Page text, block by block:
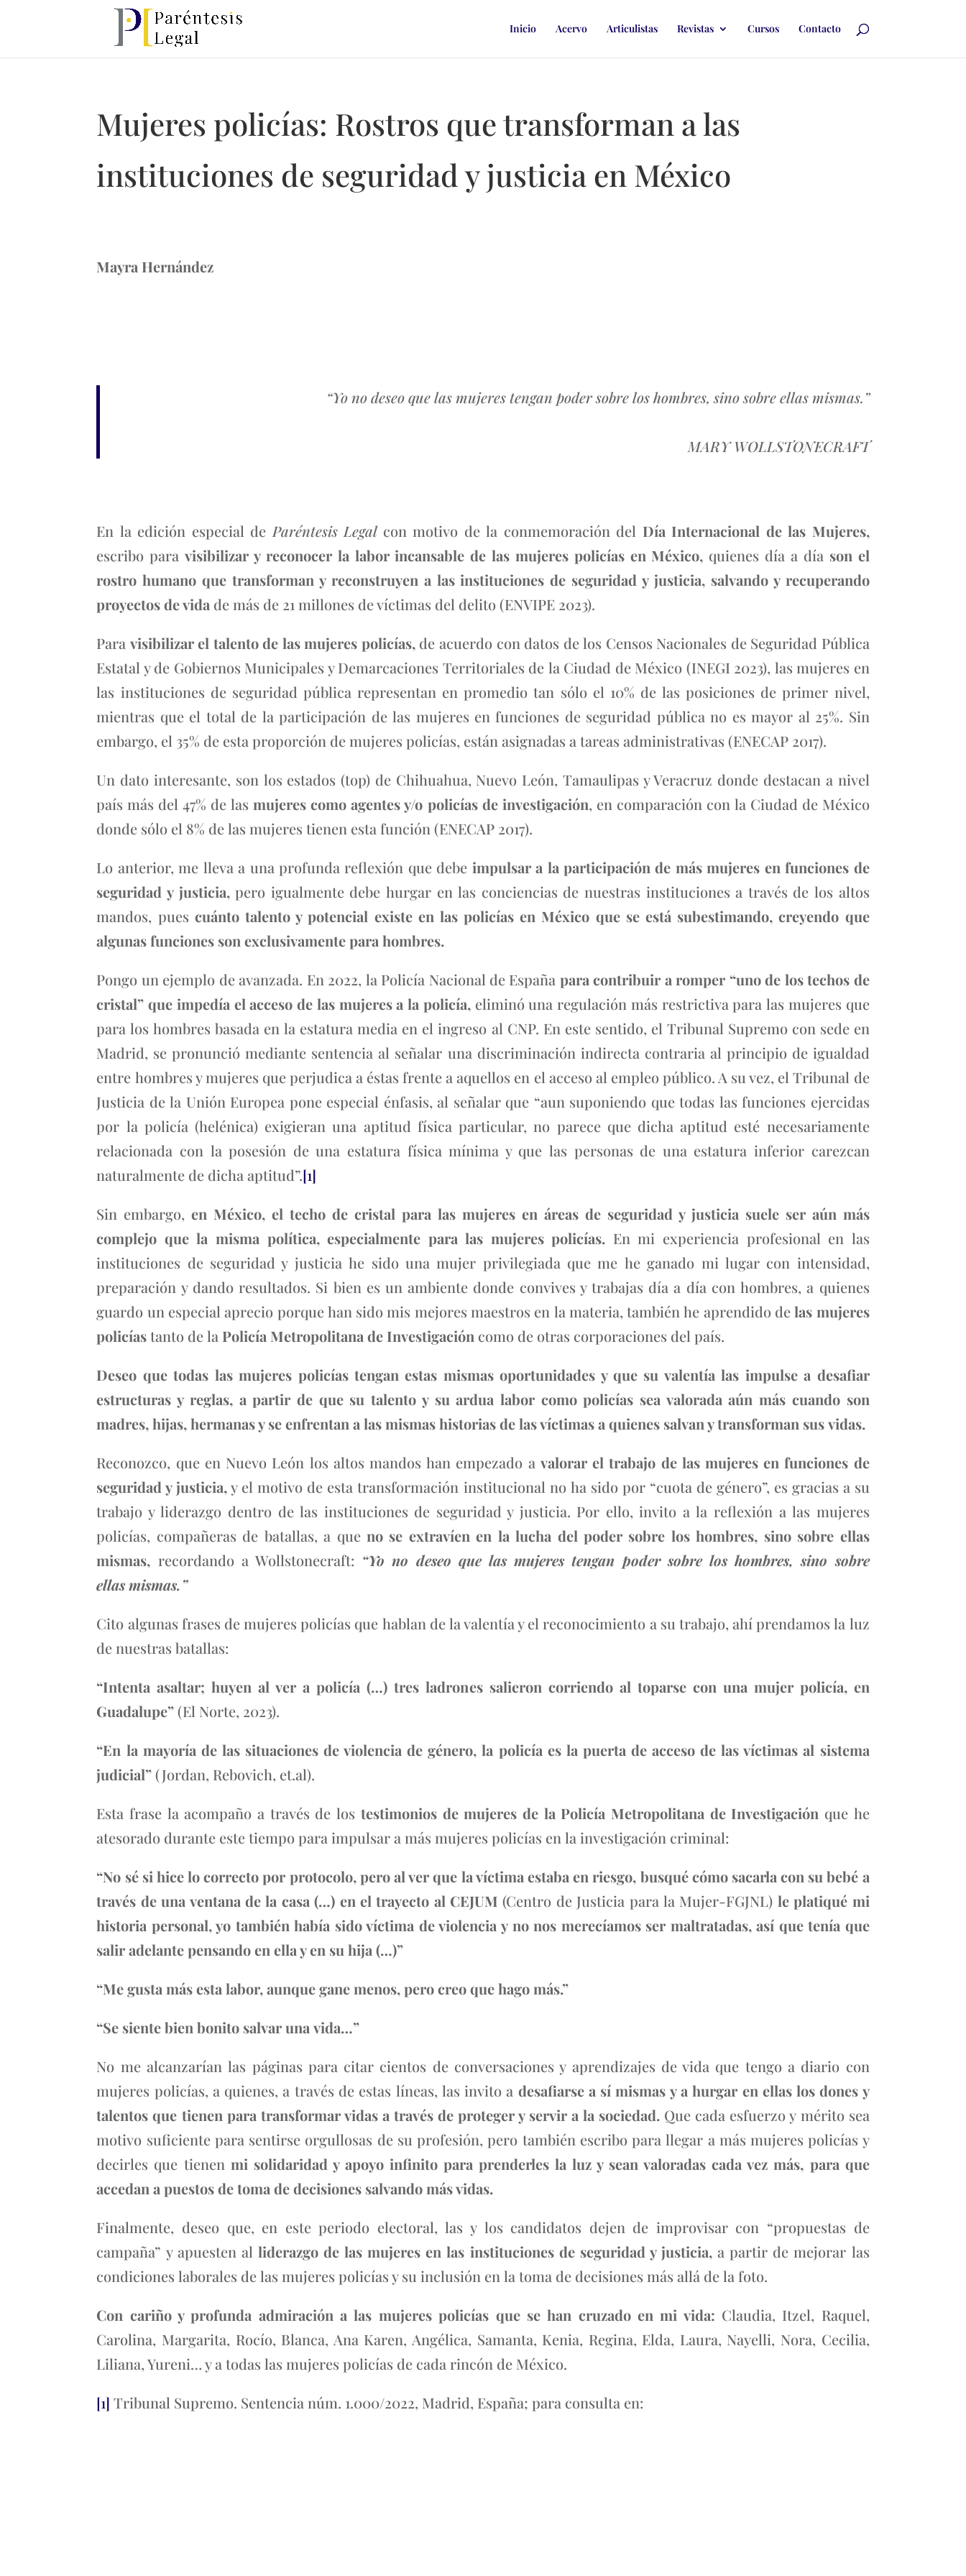
Inicio Acervo Articulistas Revistas Cursos Contacto
Mujeres policías: Rostros que transforman a las
instituciones de seguridad y justicia en México
Mayra Hernández
“Yo no deseo que las mujeres tengan poder sobre los hombres, sino sobre ellas mismas.”
MARY WOLLSTONECRAFT
En la edición especial de Paréntesis Legal con motivo de la conmemoración del Día Internacional de las Mujeres,
escribo paravisibilizar y reconocer la labor incansable de las mujeres policías en México, quienes día a día son el
rostro humano que transforman y reconstruyen a las instituciones de seguridad y justicia, salvando y recuperando
proyectos de vida de más de 21 millones de víctimas del delito (ENVIPE 2023).
Para visibilizar el talento de las mujeres policías,de acuerdo con datos de los Censos Nacionales de Seguridad Pública
Estatal y de Gobiernos Municipales y Demarcaciones Territoriales de la Ciudad de México (INEGI 2023), las mujeres en
las instituciones de seguridad pública representan en promedio tan sólo el 10% de las posiciones de primer nivel,
mientras que el total de la participación de las mujeres en funciones de seguridad pública no es mayor al 25%. Sin
embargo, el 35% de esta proporción de mujeres policías, están asignadas a tareas administrativas (ENECAP 2017).
Un dato interesante, son los estados (top) de Chihuahua, Nuevo León, Tamaulipas y Veracruz donde destacan a nivel
país más del 47% de lasmujeres como agentes y/o policías de investigación, en comparación con la Ciudad de México
donde sólo el 8% de las mujeres tienen esta función (ENECAP 2017).
Lo anterior, me lleva a una profunda reflexión que debe impulsar a la participación de más mujeres en funciones de
seguridad y justicia,pero igualmente debe hurgar en las conciencias de nuestras instituciones a través de los altos
mandos, pues cuánto talento y potencial existe en las policías en México que se está subestimando, creyendo que
algunas funciones son exclusivamente para hombres.
Pongo un ejemplo de avanzada. En 2022, la Policía Nacional de España para contribuir a romper “uno de los techos de
cristal” que impedía el acceso de las mujeres a la policía,eliminó una regulación más restrictiva para las mujeres que
para los hombres basada en la estatura media en el ingreso al CNP. En este sentido, el Tribunal Supremo con sede en
Madrid, se pronunció mediante sentencia al señalar una discriminación indirecta contraria al principio de igualdad
entre hombres y mujeres que perjudica a éstas frente a aquellos en el acceso al empleo público. A su vez, el Tribunal de
Justicia de la Unión Europea pone especial énfasis, al señalar que “aun suponiendo que todas las funciones ejercidas
por la policía (helénica) exigieran una aptitud física particular, no parece que dicha aptitud esté necesariamente
relacionada con la posesión de una estatura física mínima y que las personas de una estatura inferior carezcan
naturalmente de dicha aptitud”.[1]
Sin embargo,en México, el techo de cristal para las mujeres en áreas de seguridad y justicia suele ser aún más
complejo que la misma política, especialmente para las mujeres policías. En mi experiencia profesional en las
instituciones de seguridad y justicia he sido una mujer privilegiada que me he ganado mi lugar con intensidad,
preparación y dando resultados. Si bien es un ambiente donde convives y trabajas día a día con hombres, a quienes
guardo un especial aprecio porque han sido mis mejores maestros en la materia, también he aprendido delas mujeres
policíastanto de la Policía Metropolitana de Investigación como de otras corporaciones del país.
Deseo que todas las mujeres policías tengan estas mismas oportunidades y que su valentía las impulse a desafiar
estructuras y reglas, a partir de que su talento y su ardua labor como policías sea valorada aún más cuando son
madres, hijas, hermanas y se enfrentan a las mismas historias de las víctimas a quienes salvan y transforman sus vidas.
Reconozco, que en Nuevo León los altos mandos han empezado a valorar el trabajo de las mujeres en funciones de
seguridad y justicia,y el motivo de esta transformación institucional no ha sido por “cuota de género”, es gracias a su
trabajo y liderazgo dentro de las instituciones de seguridad y justicia. Por ello, invito a la reflexión a las mujeres
policías, compañeras de batallas, a que no se extravíen en la lucha del poder sobre los hombres, sino sobre ellas
mismas, recordando a Wollstonecraft: “Yo no deseo que las mujeres tengan poder sobre los hombres, sino sobre
ellas mismas.”
Cito algunas frases de mujeres policías que hablan de la valentía y el reconocimiento a su trabajo, ahí prendamos la luz
de nuestras batallas:
“Intenta asaltar; huyen al ver a policía (…) tres ladrones salieron corriendo al toparse con una mujer policía, en
Guadalupe”(El Norte, 2023).
“En la mayoría de las situaciones de violencia de género, la policía es la puerta de acceso de las víctimas al sistema
judicial”(Jordan, Rebovich, et.al).
Esta frase la acompaño a través de los testimonios de mujeres de la Policía Metropolitana de Investigación que he
atesorado durante este tiempo para impulsar a más mujeres policías en la investigación criminal:
“No sé si hice lo correcto por protocolo, pero al ver que la víctima estaba en riesgo, busqué cómo sacarla con su bebé a
través de una ventana de la casa (…) en el trayecto al CEJUM(Centro de Justicia para la Mujer-FGJNL) le platiqué mi
historia personal, yo también había sido víctima de violencia y no nos merecíamos ser maltratadas, así que tenía que
salir adelante pensando en ella y en su hija (…)”
“Me gusta más esta labor, aunque gane menos, pero creo que hago más.”
“Se siente bien bonito salvar una vida…”
No me alcanzarían las páginas para citar cientos de conversaciones y aprendizajes de vida que tengo a diario con
mujeres policías, a quienes, a través de estas líneas, las invito a desafiarse a sí mismas y a hurgar en ellas los dones y
talentos que tienen para transformar vidas a través de proteger y servir a la sociedad. Que cada esfuerzo y mérito sea
motivo suficiente para sentirse orgullosas de su profesión, pero también escribo para llegar a más mujeres policías y
decirles que tienen mi solidaridad y apoyo infinito para prenderles la luz y sean valoradas cada vez más, para que
accedan a puestos de toma de decisiones salvando más vidas.
Finalmente, deseo que, en este periodo electoral, las y los candidatos dejen de improvisar con “propuestas de
campaña” y apuesten al liderazgo de las mujeres en las instituciones de seguridad y justicia, a partir de mejorar las
condiciones laborales de las mujeres policías y su inclusión en la toma de decisiones más allá de la foto.
Con cariño y profunda admiración a las mujeres policías que se han cruzado en mi vida: Claudia, Itzel, Raquel,
Carolina, Margarita, Rocío, Blanca, Ana Karen, Angélica, Samanta, Kenia, Regina, Elda, Laura, Nayelli, Nora, Cecilia,
Liliana, Yureni… y a todas las mujeres policías de cada rincón de México.
[1] Tribunal Supremo. Sentencia núm. 1.000/2022, Madrid, España; para consulta en: